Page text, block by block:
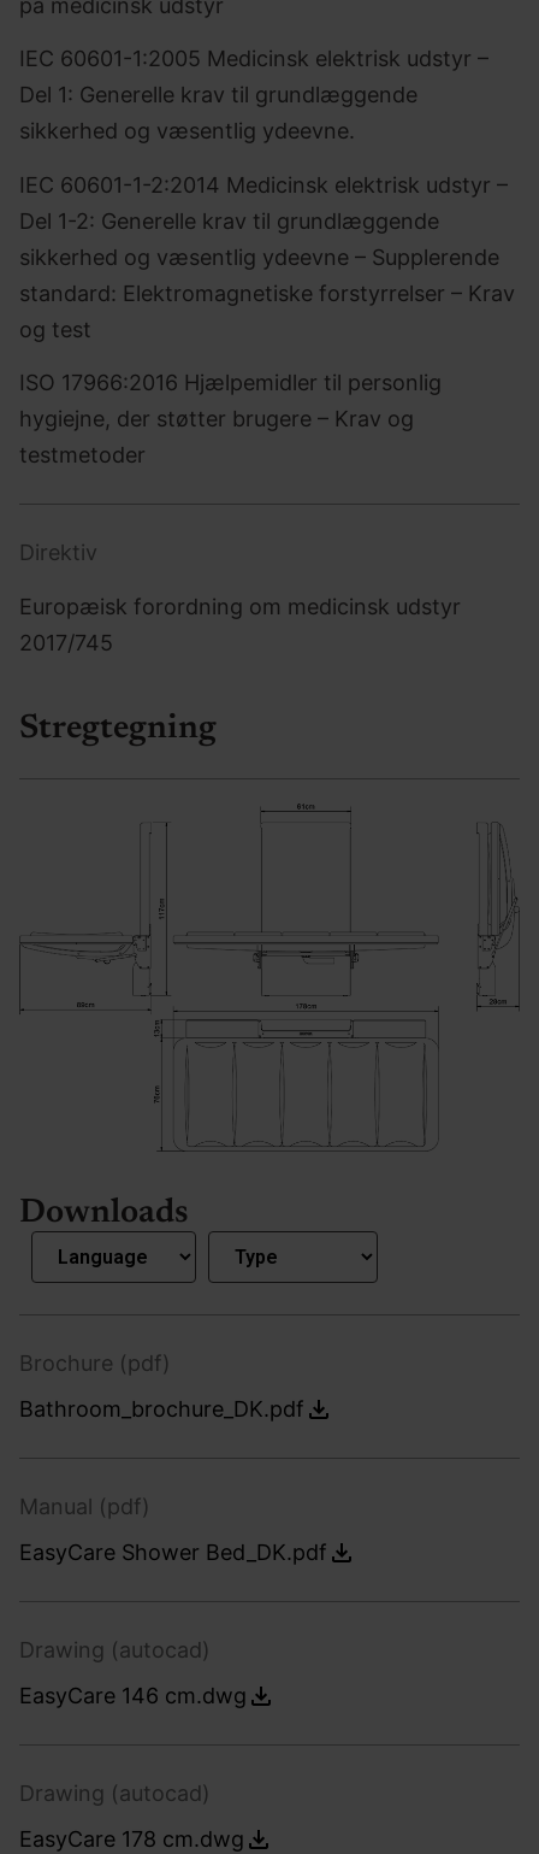
på medicinsk udstyr
IEC 60601-1:2005 Medicinsk elektrisk udstyr –
Del 1: Generelle krav til grundlæggende
sikkerhed og væsentlig ydeevne.
IEC 60601-1-2:2014 Medicinsk elektrisk udstyr –
Del 1-2: Generelle krav til grundlæggende
sikkerhed og væsentlig ydeevne – Supplerende
standard: Elektromagnetiske forstyrrelser – Krav
og test
ISO 17966:2016 Hjælpemidler til personlig
hygiejne, der støtter brugere – Krav og
testmetoder
Direktiv
Europæisk forordning om medicinsk udstyr
2017/745
Stregtegning
Downloads
Brochure (pdf)
Bathroom_brochure_DK.pdf
Manual (pdf)
EasyCare Shower Bed_DK.pdf
Drawing (autocad)
EasyCare 146 cm.dwg
Drawing (autocad)
EasyCare 178 cm.dwg